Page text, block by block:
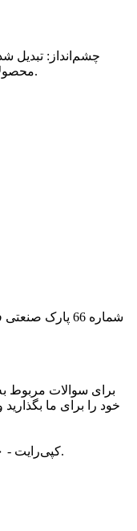
چشم‌انداز: تبدیل
محصولات یوگا و تناسب اندام در ۳ تا ۵ سال آینده.
شماره 66 پارک
برای سوالات مربوط
© کپی‌رایت - ۲۰۱۰-۲۰۲۵: تمامی حقوق محفوظ است.